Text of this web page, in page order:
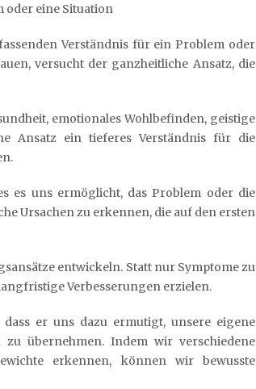
oder eine Situation
Verständnis für ein Problem oder
versucht der ganzheitliche Ansatz, die
emotionales Wohlbefinden, geistige
Ansatz ein tieferes Verständnis für die
es uns ermöglicht, das Problem oder die
Ursachen zu erkennen, die auf den ersten
entwickeln. Statt nur Symptome zu
Verbesserungen erzielen.
er uns dazu ermutigt, unsere eigene
übernehmen. Indem wir verschiedene
erkennen, können wir bewusste